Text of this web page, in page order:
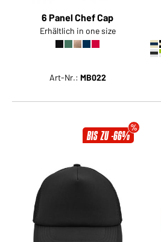
6 Panel Chef Cap
Erhältlich in one size
Art-Nr.: MB022
BIS ZU -66%